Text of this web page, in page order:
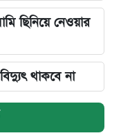
ছিনিয়ে নেওয়ার
থাকবে না